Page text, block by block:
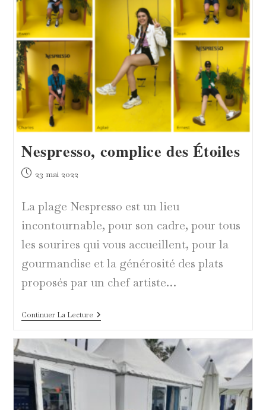
Nespresso, complice des Étoiles
Publication
23 mai 2022
La plage Nespresso est un lieu
incontournable, pour son cadre, pour tous
les sourires qui vous accueillent, pour la
gourmandise et la générosité des plats
proposés par un chef artiste…
Continuer La LectureNespresso,
Complice
Étoiles